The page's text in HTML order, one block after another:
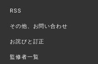
RSS
その他、お問い合わせ
お詫びと訂正
監修者一覧